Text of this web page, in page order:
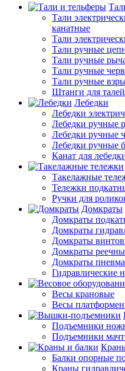
Тали
канатные
Тали
Тали ручные
Тали ручные
Тали ручные
Тали ручные
Штанги для талей
Лебедки
Лебедки
Лебедки ручные
Лебедки ручные
Лебедки ручные
Канат для
Такелажные
Тележки
Ручки для
Домкраты
Домкраты
Домкраты
Домкраты
Домкраты
Домкраты
Гидравлические
Весы крановые
Весы
Подъемники
Подъемники
Балки опорные
Краны